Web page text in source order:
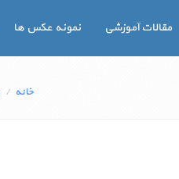
مقالات آموزشی نمونه عکس ها
خانه